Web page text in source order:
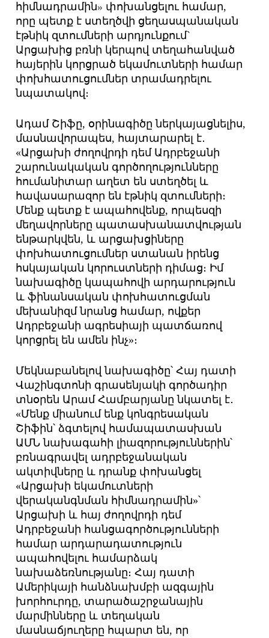
հիմնադրամին» փոխանցելու համար,
որը պետք է ստեղծվի ցեղասպանական
էթնիկ զտումների արդյունքում`
Արցախից բռնի կերպով տեղահանված
հայերին կորցրած եկամուտների համար
փոխհատուցումներ տրամադրելու
նպատակով։
Ադամ Շիֆը, օրինագիծը ներկայացնելիս,
մասնավորապես, հայտարարել է․
«Արցախի ժողովրդի դեմ Ադրբեջանի
շարունակական գործողությունները
հումանիտար աղետ են ստեղծել և
հավասարազոր են էթնիկ զտումների։
Մենք պետք է ապահովենք, որպեսզի
մեղավորները պատասխանատվության
ենթարկվեն, և արցախցիները
փոխհատուցումներ ստանան իրենց
հսկայական կորուստների դիմաց։ Իմ
նախագիծը կապահովի արդարություն
և ֆինանսական փոխհատուցման
մեխանիզմ նրանց համար, ովքեր
Ադրբեջանի ագրեսիայի պատճառով
կորցրել են ամեն ինչ»։
Մեկնաբանելով նախագիծը՝ Հայ դատի
Վաշինգտոնի գրասենյակի գործադիր
տնօրեն Արամ Համբարյանը նկատել է․
«Մենք միանում ենք կոնգրեսական
Շիֆին՝ ձգտելով համապատասխան
ԱՄՆ նախագահի լիազորություններին՝
բռնագրավել ադրբեջանական
ակտիվները և դրանք փոխանցել
«Արցախի եկամուտների
վերականգնման հիմնադրամին»՝
Արցախի և հայ ժողովրդի դեմ
Ադրբեջանի հանցագործությունների
համար արդարադատություն
ապահովելու համարձակ
նախաձեռնությանը։ Հայ դատի
Ամերիկայի հանձնախմբի ազգային
խորհուրդը, տարածաշրջանային
մարմինները և տեղական
մասնաճյուղերը հպարտ են, որ